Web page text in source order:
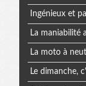
Ingénieux et
La maniabilité
La moto à
Le dimanche,